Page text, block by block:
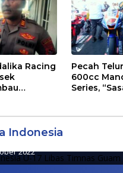
Racing
Pecah
600cc
Series,
Indonesia
Timnas
Indonesia U-17
2022